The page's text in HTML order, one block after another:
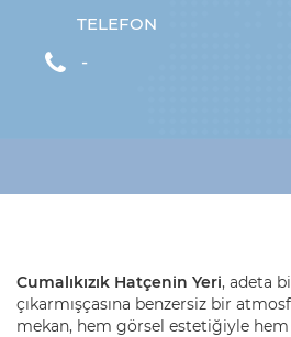
TELEFON
-
Cumalıkızık Hatçenin Yeri, adeta
çıkarmışçasına benzersiz bir
mekan, hem görsel estetiğiyle